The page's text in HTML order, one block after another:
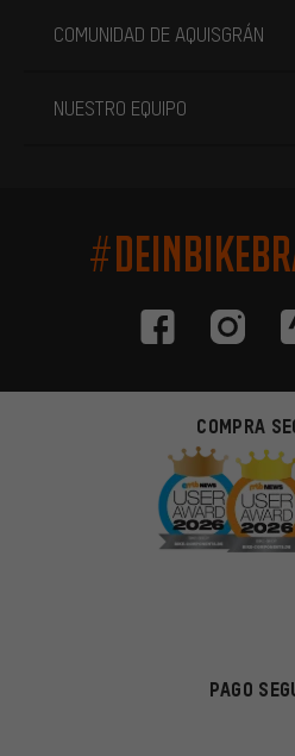
COMUNIDAD DE AQUISGRÁN
NUESTRO EQUIPO
COMPRA
PAGO